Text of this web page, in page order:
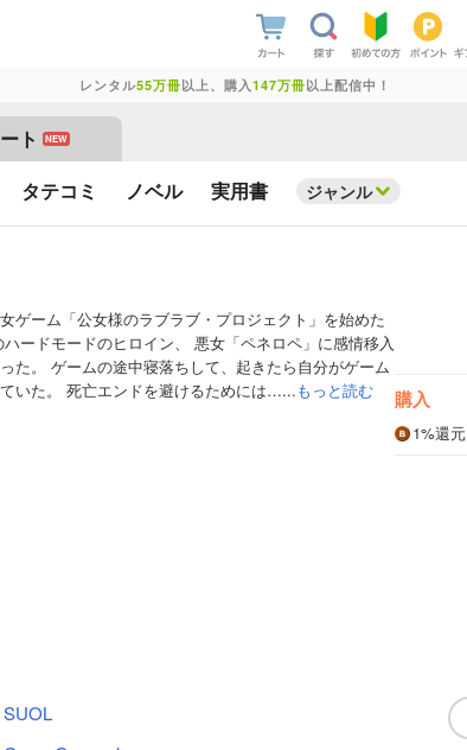
レンタル55万冊以上、購入 147万冊以上配信中！
ト NEW
タテコミ ノベル 実用書 ジャンル
ゲーム「公女様のラブラブ・プロジェクト」を始めた
ードモードのヒロイン、 悪女「ペネロペ」に感情移入
た。 ゲームの途中寝落ちして、起きたら自分がゲーム
いた。 死亡エンドを避けるためには…...もっと読む 購入
1%還元
SUOL